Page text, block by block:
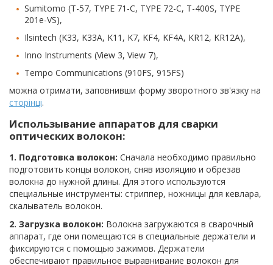
Sumitomo (T-57, TYPE 71-C, TYPE 72-C, T-400S, TYPE
201e-VS),
Ilsintech (K33, K33A, K11, K7, KF4, KF4A, KR12, KR12A),
Inno Instruments (View 3, View 7),
Tempo Communications (910FS, 915FS)
можна отримати, заповнивши форму зворотного зв'язку на
сторінці.
Использывание аппаратов для сварки
оптических волокон:
1. Подготовка волокон: Сначала необходимо правильно
подготовить концы волокон, сняв изоляцию и обрезав
волокна до нужной длины. Для этого используются
специальные инструменты: стриппер, ножницы для кевлара,
скалыватель волокон.
2. Загрузка волокон: Волокна загружаются в сварочный
аппарат, где они помещаются в специальные держатели и
фиксируются с помощью зажимов. Держатели
обеспечивают правильное выравнивание волокон для